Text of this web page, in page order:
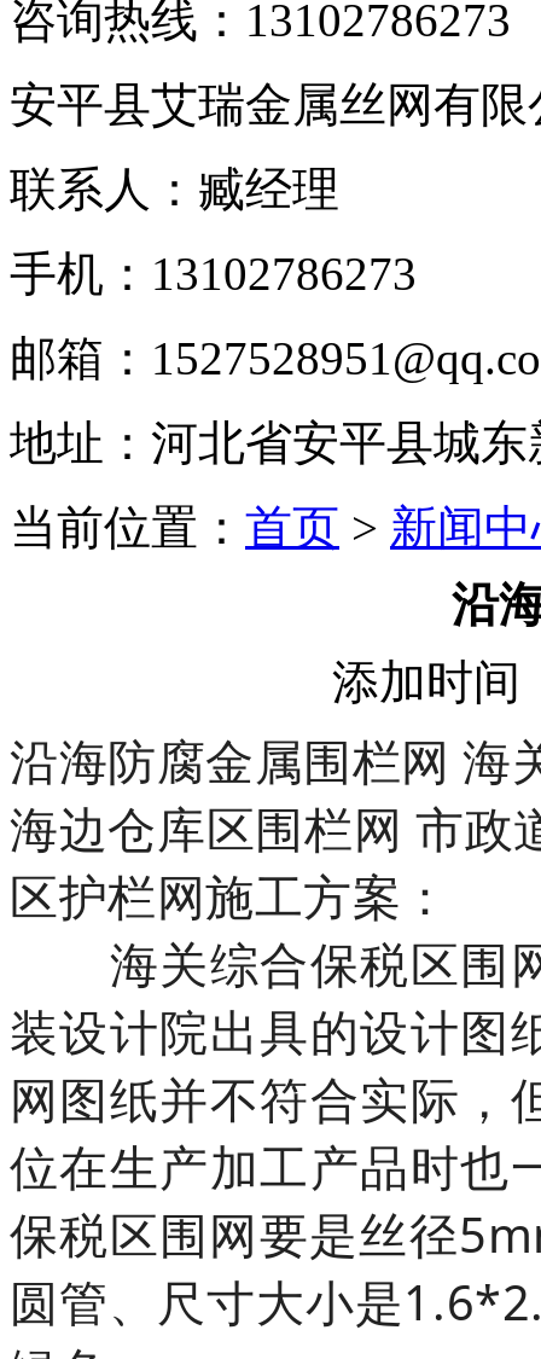
咨询热线： 13102786273
安平县艾瑞金属丝网有限
联系人：臧经理
手机：13102786273
邮箱：
地址：河北省安平县城
当前位置： 首页 > 新闻
沿
添加时间
沿海防腐金属围栏网 海
海边仓库区围栏网 市政
区护栏网施工方案：
海关综合保税区围网
装设计院出具的设计图
网图纸并不符合实际，
位在生产加工产品时也
保税区围网要是丝径
圆管、尺寸大小是